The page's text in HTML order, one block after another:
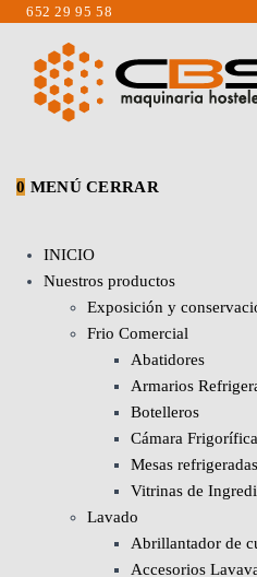
Saltar
contenido
652 29 95 58
0 MENÚ CERRAR
INICIO
Nuestros productos
Exposición y
Frio Comercial
Abatidores
Armarios
Botelleros
Cámara Frigorífica
Mesas refrigeradas
Vitrinas de
Lavado
Abrillantador de
Accesorios